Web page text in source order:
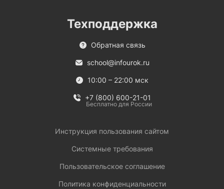
Техподдержка
Обратная связь
school@infourok.ru
10:00 – 22:00 мск
+7 (800) 600-21-01
Бесплатно для России
Инструкция пользования сайтом
Системные требования
Пользовательское соглашение
Политика конфиденциальности